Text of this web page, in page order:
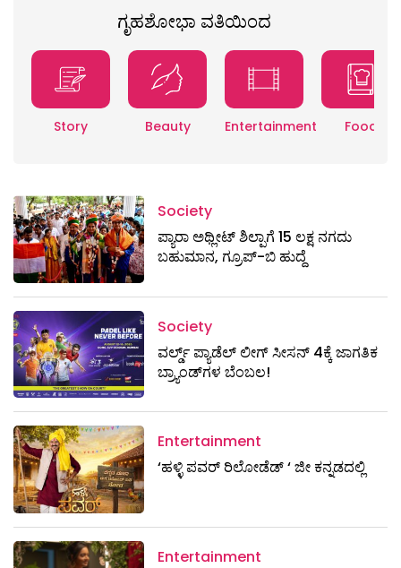
ಗೃಹಶೋಭಾ ವತಿಯಿಂದ
Story Beauty Entertainment Food
Society
ಪ್ಯಾರಾ ಅಥ್ಲೀಟ್ ಶಿಲ್ಪಾಗೆ 15 ಲಕ್ಷ ನಗದು
ಬಹುಮಾನ, ಗ್ರೂಪ್-ಬಿ ಹುದ್ದೆ
Society
ವರ್ಲ್ಡ್ ಪ್ಯಾಡೆಲ್ ಲೀಗ್ ಸೀಸನ್ 4ಕ್ಕೆ ಜಾಗತಿಕ
ಬ್ರ್ಯಾಂಡ್‌ಗಳ ಬೆಂಬಲ!
Entertainment
‘ಹಳ್ಳಿ ಪವರ್ ರಿಲೋಡೆಡ್ ‘ ಜೀ ಕನ್ನಡದಲ್ಲಿ
Entertainment